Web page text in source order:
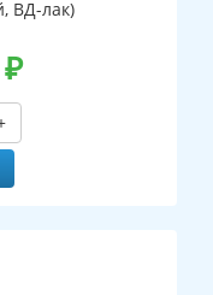
ВД-лак)
₽